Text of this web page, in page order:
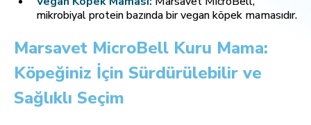
mikrobiyal protein bazında bir vegan köpek mamasıdır.
Marsavet MicroBell Kuru Mama:
Köpeğiniz İçin Sürdürülebilir ve
Sağlıklı Seçim